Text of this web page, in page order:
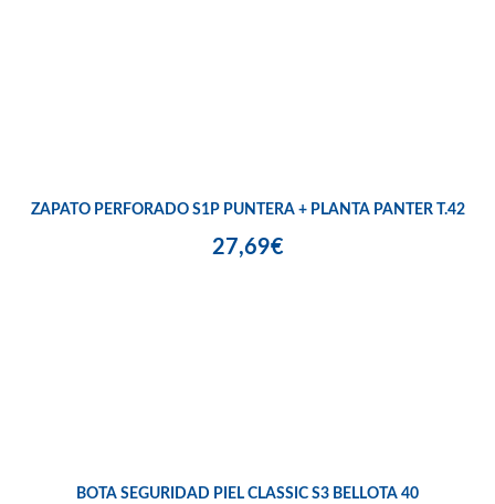
ZAPATO PERFORADO S1P PUNTERA + PLANTA PANTER T.42
27,69€
BOTA SEGURIDAD PIEL CLASSIC S3 BELLOTA 40